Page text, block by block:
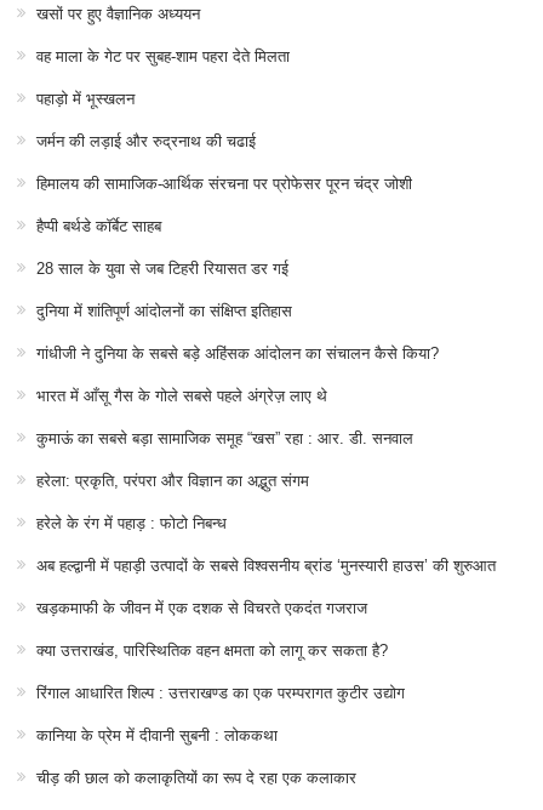
खसों पर हुए वैज्ञानिक अध्ययन
वह माला के गेट पर सुबह-शाम पहरा देते मिलता
पहाड़ो में भूस्खलन
जर्मन की लड़ाई और रुद्रनाथ की चढाई
हिमालय की सामाजिक-आर्थिक संरचना पर प्रोफेसर पूरन चंद्र जोशी
हैप्पी बर्थडे कॉर्बेट साहब
28 साल के युवा से जब टिहरी रियासत डर गई
दुनिया में शांतिपूर्ण आंदोलनों का संक्षिप्त इतिहास
गांधीजी ने दुनिया के सबसे बड़े अहिंसक आंदोलन का संचालन कैसे किया?
भारत में आँसू गैस के गोले सबसे पहले अंग्रेज़ लाए थे
कुमाऊं का सबसे बड़ा सामाजिक समूह “खस” रहा : आर. डी. सनवाल
हरेला: प्रकृति, परंपरा और विज्ञान का अद्भुत संगम
हरेले के रंग में पहाड़ : फोटो निबन्ध
अब हल्द्वानी में पहाड़ी उत्पादों के सबसे विश्वसनीय ब्रांड ‘मुनस्यारी हाउस’ की शुरुआत
खड़कमाफी के जीवन में एक दशक से विचरते एकदंत गजराज
क्या उत्तराखंड, पारिस्थितिक वहन क्षमता को लागू कर सकता है?
रिंगाल आधारित शिल्प : उत्तराखण्ड का एक परम्परागत कुटीर उद्योग
कानिया के प्रेम में दीवानी सुबनी : लोककथा
चीड़ की छाल को कलाकृतियों का रूप दे रहा एक कलाकार